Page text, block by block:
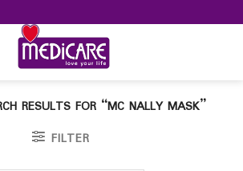
RESULTS FOR “MC NALLY MASK”
FILTER